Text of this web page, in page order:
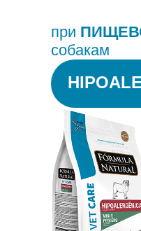
при
собакам